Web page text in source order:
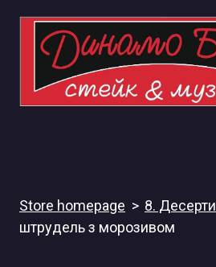
Store homepage 8. Десерти
штрудель з морозивом